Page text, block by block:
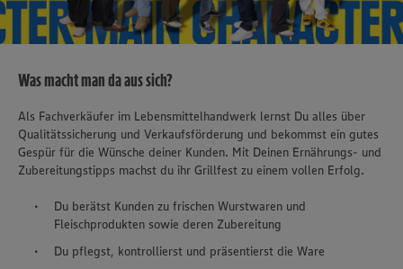
Was macht man da aus sich?
Als Fachverkäufer im Lebensmittelhandwerk lernst Du alles über
Qualitätssicherung und Verkaufsförderung und bekommst ein gutes
Gespür für die Wünsche deiner Kunden. Mit Deinen Ernährungs- und
Zubereitungstipps machst du ihr Grillfest zu einem vollen Erfolg.
Du berätst Kunden zu frischen Wurstwaren und
Fleischprodukten sowie deren Zubereitung
Du pflegst, kontrollierst und präsentierst die Ware